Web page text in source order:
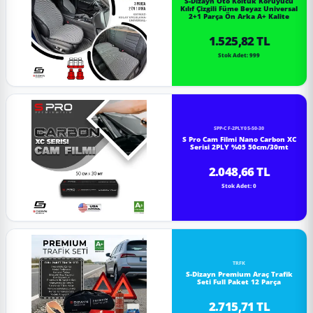
Kılıf Çizgili Füme Beyaz Universal
2+1 Parça Ön Arka A+ Kalite
1.525,82 TL
Stok Adet: 999
SPP-CF-2PLY05-50-30
S Pro Cam Filmi Nano Carbon XC
Serisi 2PLY %05 50cm/30mt
2.048,66 TL
Stok Adet: 0
TRFK
S-Dizayn Premium Araç Trafik
Seti Full Paket 12 Parça
2.715,71 TL